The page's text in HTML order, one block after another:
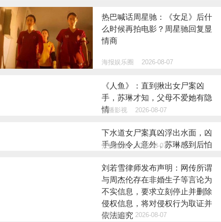
热巴喊话周星驰：《女足》后什
么时候再拍电影？周星驰回复显
情商
海报娱乐圈 2026-08-07
《人鱼》：直到揪出女尸案凶
手，苏琳才知，父母不爱她有隐
情
众播影视 2026-08-07
下水道女尸案真凶浮出水面，凶
手身份令人意外，苏琳感到后怕
众播影视 2026-08-07
刘若雪律师发布声明：网传所谓
与周杰伦存在非婚生子等言论为
不实信息，要求立刻停止并删除
侵权信息，将对侵权行为取证并
依法追究
逐浪新闻 2026-08-07